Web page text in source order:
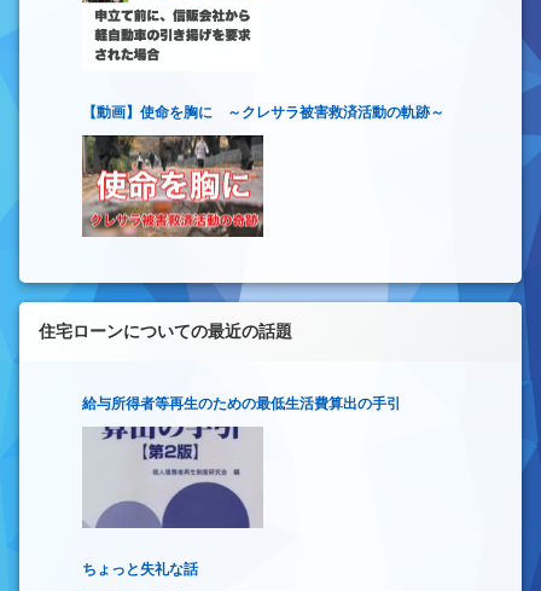
【動画】使命を胸に ～クレサラ被害救済活動の軌跡～
住宅ローンについての最近の話題
給与所得者等再生のための最低生活費算出の手引
ちょっと失礼な話